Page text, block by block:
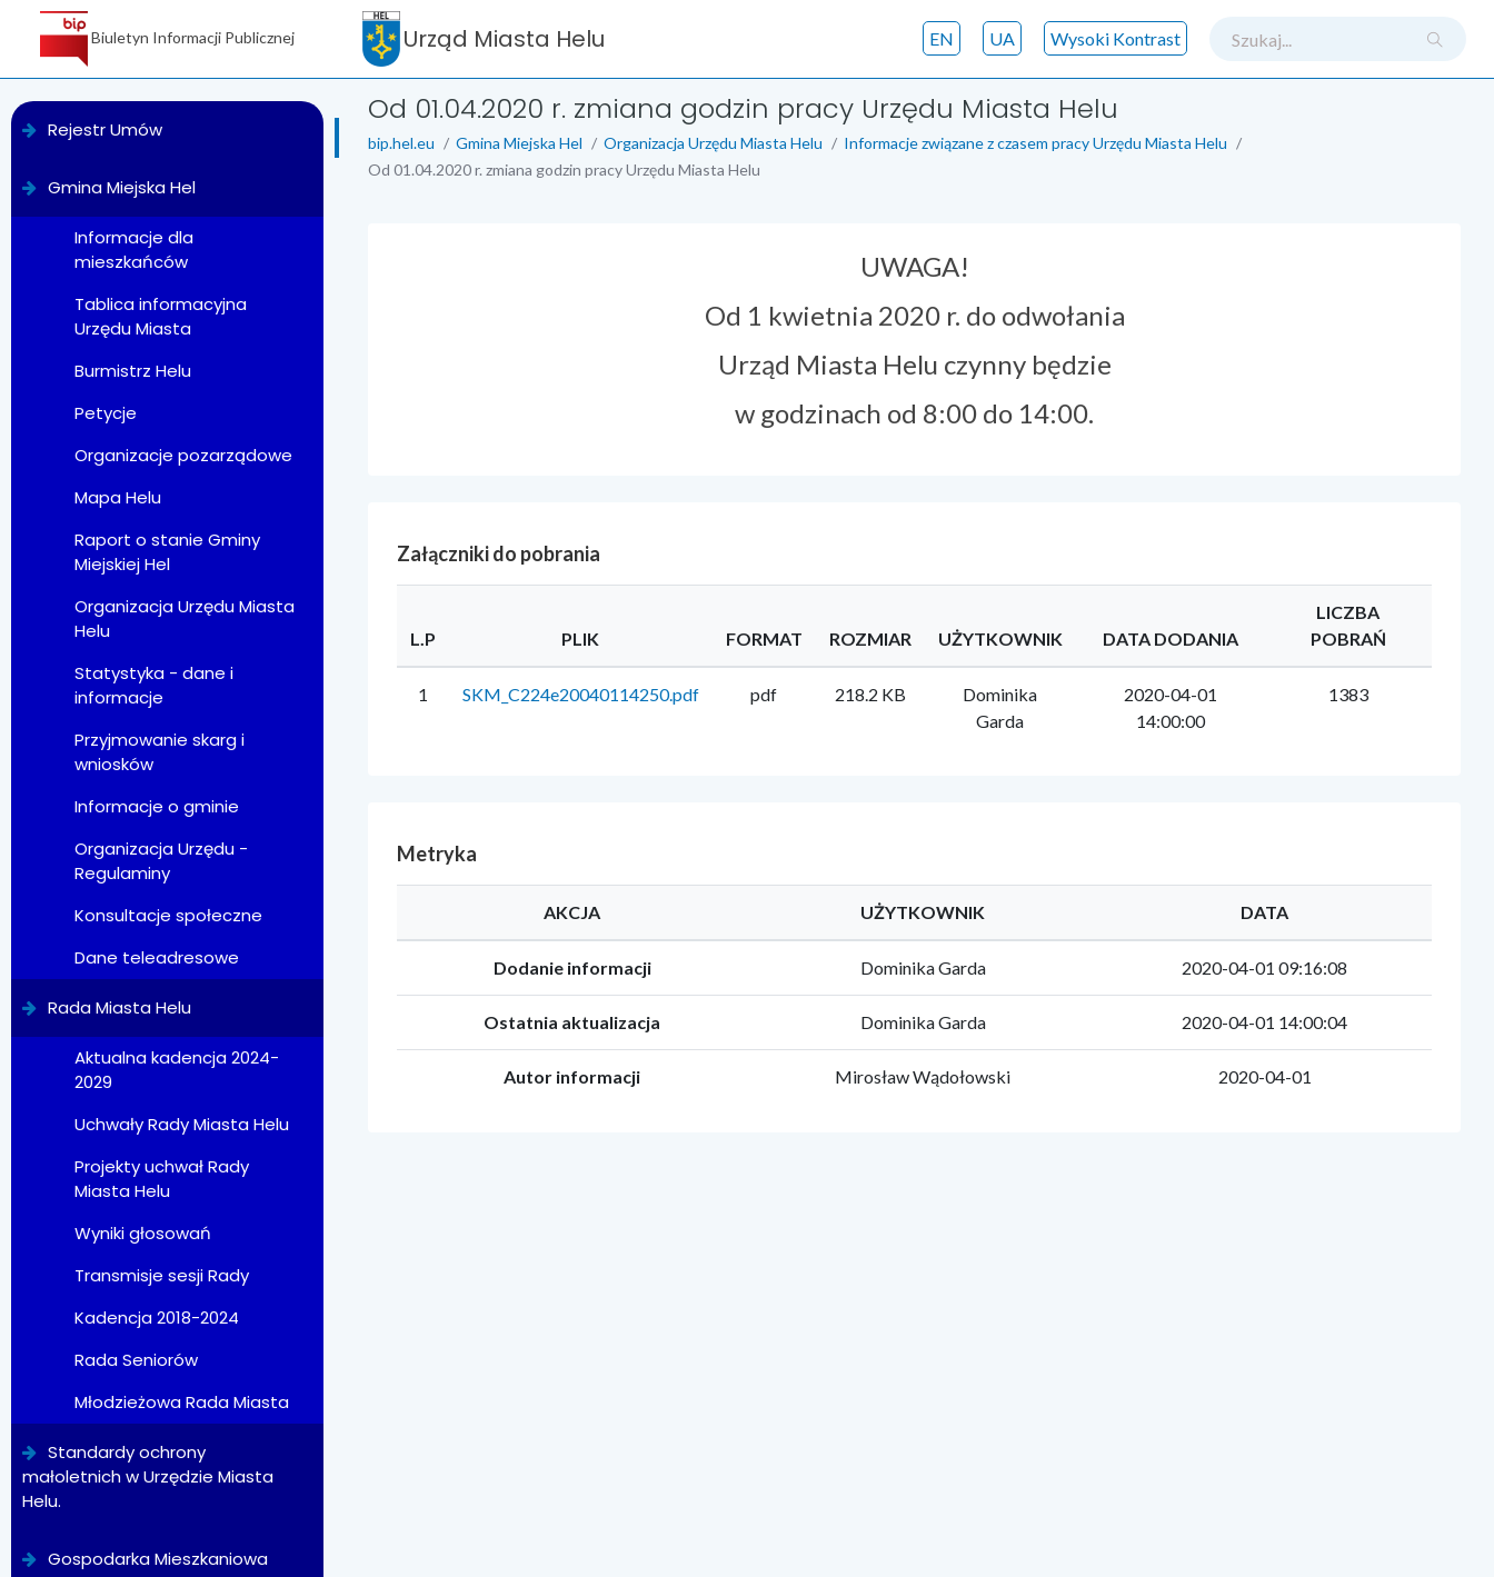
Biuletyn Informacji Publicznej
Rejestr Umów
Gmina Miejska Hel
Informacje dla
mieszkańców
Tablica informacyjna
Urzędu Miasta
Burmistrz Helu
Petycje
Organizacje pozarządowe
Mapa Helu
Raport o stanie Gminy
Miejskiej Hel
Organizacja Urzędu Miasta
Helu
Statystyka - dane i
informacje
Przyjmowanie skarg i
wniosków
Informacje o gminie
Organizacja Urzędu -
Regulaminy
Konsultacje społeczne
Dane teleadresowe
Rada Miasta Helu
Aktualna kadencja 2024-
2029
Uchwały Rady Miasta Helu
Projekty uchwał Rady
Miasta Helu
Wyniki głosowań
Transmisje sesji Rady
Kadencja 2018-2024
Rada Seniorów
Młodzieżowa Rada Miasta
Standardy ochrony
małoletnich w Urzędzie Miasta
Helu.
Gospodarka Mieszkaniowa
Urząd Miasta Helu Wysoki Kontrast
UA
EN
Od 01.04.2020 r. zmiana godzin pracy Urzędu Miasta Helu
bip.hel.eu Gmina Miejska Hel Organizacja Urzędu Miasta Helu
Informacje związane z czasem pracy Urzędu Miasta Helu
Od 01.04.2020 r. zmiana godzin pracy Urzędu Miasta Helu
UWAGA!
Od 1 kwietnia 2020 r. do odwołania
Urząd Miasta Helu czynny będzie
w godzinach od 8:00 do 14:00.
Załączniki do pobrania
L.P PLIK FORMAT ROZMIAR UŻYTKOWNIK DATA DODANIA
LICZBA
POBRAŃ
1 SKM_C224e20040114250.pdf pdf 218.2 KB
Dominika
Garda
2020-04-01
14:00:00
1383
Metryka
AKCJA UŻYTKOWNIK DATA
Dodanie informacji Dominika Garda 2020-04-01 09:16:08
Ostatnia aktualizacja Dominika Garda 2020-04-01 14:00:04
Autor informacji Mirosław Wądołowski 2020-04-01